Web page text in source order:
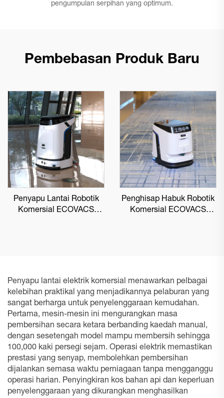
pengumpulan serpihan yang optimum.
Pembebasan Produk Baru
Penyapu Lantai Robotik
Komersial ECOVACS
Penghisap Habuk Robotik
Komersial ECOVACS
Penyapu lantai elektrik komersial menawarkan pelbagai
kelebihan praktikal yang menjadikannya pelaburan yang
sangat berharga untuk penyelenggaraan kemudahan.
Pertama, mesin-mesin ini mengurangkan masa
pembersihan secara ketara berbanding kaedah manual,
dengan sesetengah model mampu membersih sehingga
100,000 kaki persegi sejam. Operasi elektrik memastikan
prestasi yang senyap, membolehkan pembersihan
dijalankan semasa waktu perniagaan tanpa mengganggu
operasi harian. Penyingkiran kos bahan api dan keperluan
penyelenggaraan yang dikurangkan menghasilkan